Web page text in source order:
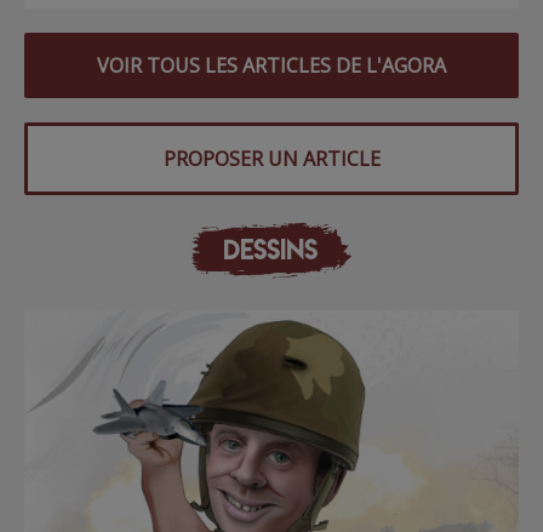
VOIR TOUS LES ARTICLES DE L'AGORA
PROPOSER UN ARTICLE
DESSINS